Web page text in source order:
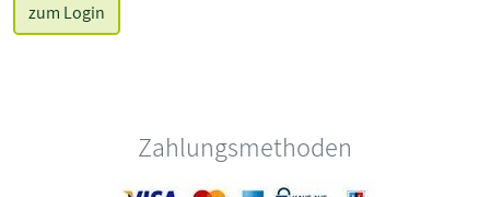
zum Login
Zahlungsmethoden